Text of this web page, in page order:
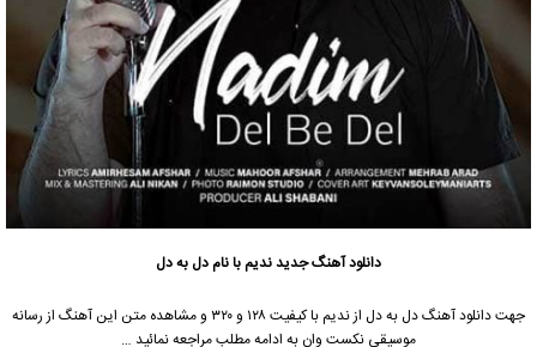
دانلود آهنگ جدیدندیمبا نام دل به دل
جهت دانلود آهنگ دل به دل ازندیم
با کیفیت ۱۲۸ و ۳۲۰ و مشاهده متن این آهنگ از رسانه
موسیقی نکست وان به ادامه مطلب مراجعه نمائید …